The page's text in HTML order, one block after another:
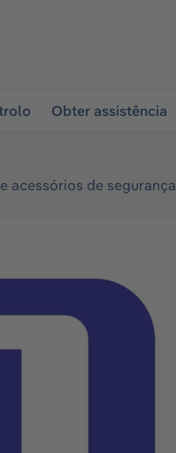
Obter assistência
acessórios de segurança